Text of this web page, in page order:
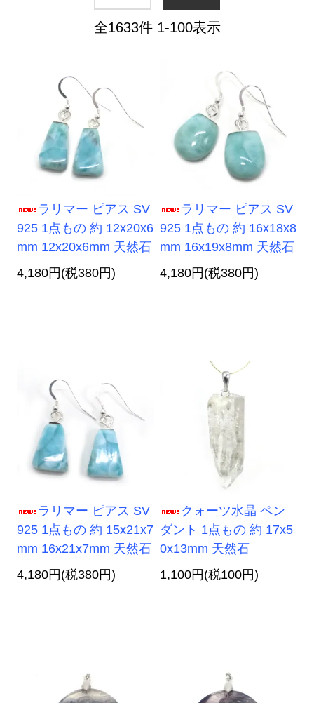
全1633件 1-100表示
ラリマー ピアス SV
925 1点もの 約 12x20x6
mm 12x20x6mm 天然石
4,180円(税380円)
ラリマー ピアス SV
925 1点もの 約 16x18x8
mm 16x19x8mm 天然石
4,180円(税380円)
ラリマー ピアス SV
925 1点もの 約 15x21x7
mm 16x21x7mm 天然石
4,180円(税380円)
クォーツ水晶 ペン
ダント 1点もの 約 17x5
0x13mm 天然石
1,100円(税100円)